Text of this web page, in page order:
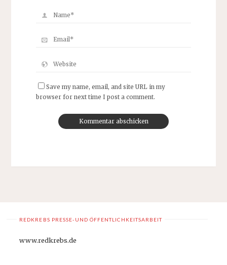
Save my name, email, and site URL in my
browser for next time I post a comment.
REDKREBS PRESSE-UND ÖFFENTLICHKEITSARBEIT
www.redkrebs.de